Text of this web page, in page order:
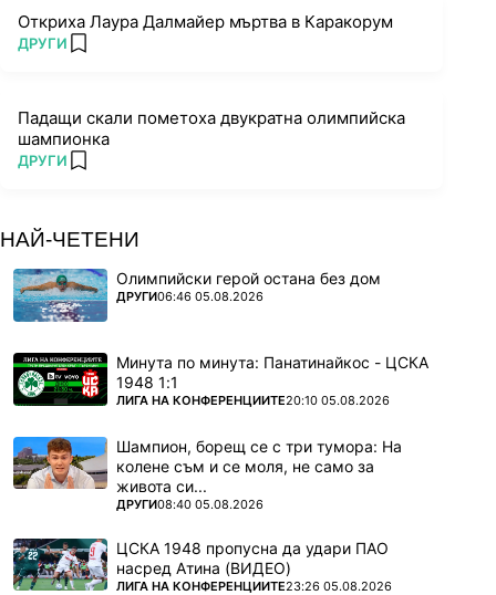
Откриха Лаура Далмайер мъртва в Каракорум
ПОВЕЧЕ ОТ
ДРУГИ add favorites
Падащи скали пометоха двукратна олимпийска
шампионка
ПОВЕЧЕ ОТ
ДРУГИ add favorites
НАЙ-ЧЕТЕНИ
Олимпийски герой остана без дом
ПОВЕЧЕ ОТ
ДРУГИ06:46 05.08.2026
Минута по минута: Панатинайкос - ЦСКА
1948 1:1
ПОВЕЧЕ ОТ
ЛИГА НА КОНФЕРЕНЦИИТЕ20:10 05.08.2026
Шампион, борещ се с три тумора: На
колене съм и се моля, не само за
живота си...
ПОВЕЧЕ ОТ
ДРУГИ08:40 05.08.2026
ЦСКА 1948 пропусна да удари ПАО
насред Атина (ВИДЕО)
ПОВЕЧЕ ОТ
ЛИГА НА КОНФЕРЕНЦИИТЕ23:26 05.08.2026